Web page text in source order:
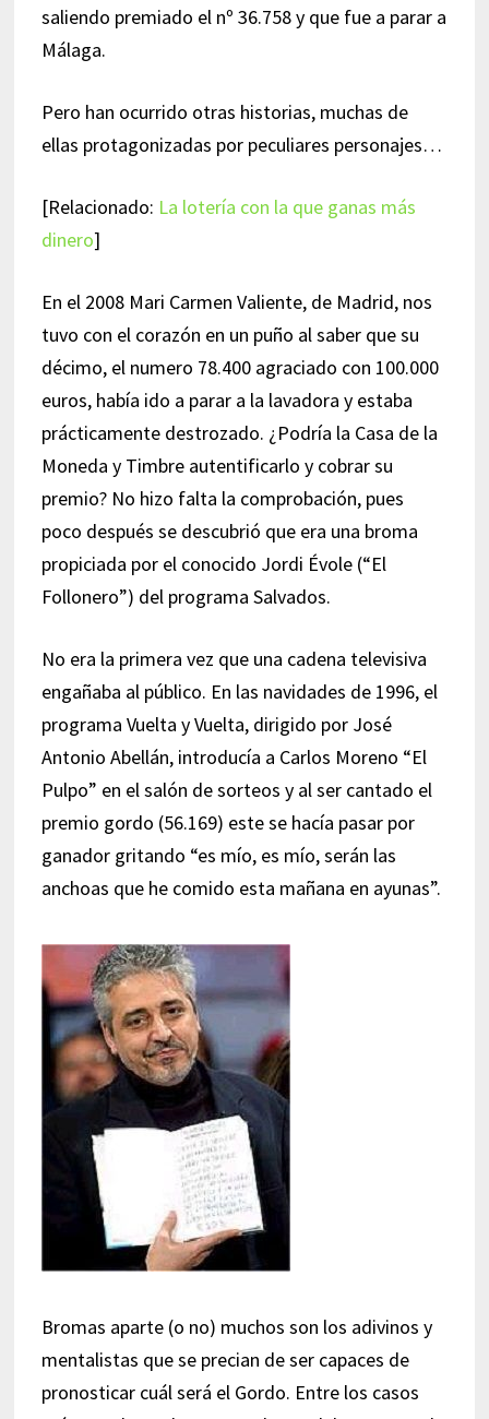
saliendo premiado el nº 36.758 y que fue a parar a
Málaga.
Pero han ocurrido otras historias, muchas de
ellas protagonizadas por peculiares personajes…
[Relacionado: La lotería con la que ganas más
dinero]
En el 2008 Mari Carmen Valiente, de Madrid, nos
tuvo con el corazón en un puño al saber que su
décimo, el numero 78.400 agraciado con 100.000
euros, había ido a parar a la lavadora y estaba
prácticamente destrozado. ¿Podría la Casa de la
Moneda y Timbre autentificarlo y cobrar su
premio? No hizo falta la comprobación, pues
poco después se descubrió que era una broma
propiciada por el conocido Jordi Évole (“El
Follonero”) del programa Salvados.
No era la primera vez que una cadena televisiva
engañaba al público. En las navidades de 1996, el
programa Vuelta y Vuelta, dirigido por José
Antonio Abellán, introducía a Carlos Moreno “El
Pulpo” en el salón de sorteos y al ser cantado el
premio gordo (56.169) este se hacía pasar por
ganador gritando “es mío, es mío, serán las
anchoas que he comido esta mañana en ayunas”.
Bromas aparte (o no) muchos son los adivinos y
mentalistas que se precian de ser capaces de
pronosticar cuál será el Gordo. Entre los casos